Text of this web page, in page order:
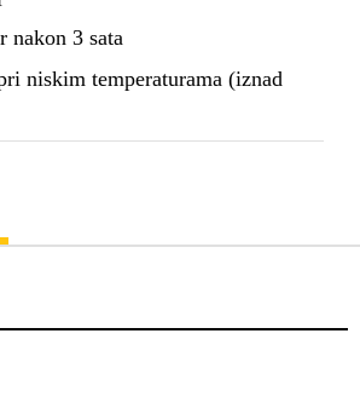
nakon 3 sata
niskim temperaturama (iznad